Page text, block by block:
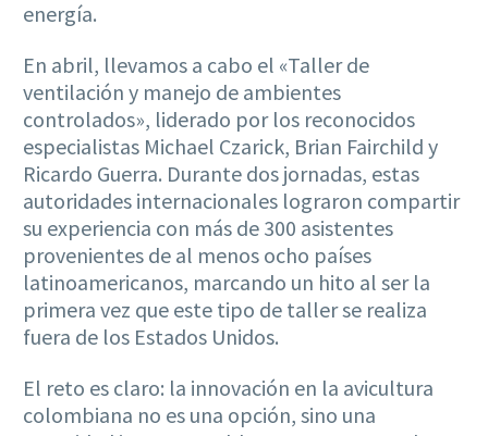
energía.
En abril, llevamos a cabo el «Taller de
ventilación y manejo de ambientes
controlados», liderado por los reconocidos
especialistas Michael Czarick, Brian Fairchild y
Ricardo Guerra. Durante dos jornadas, estas
autoridades internacionales lograron compartir
su experiencia con más de 300 asistentes
provenientes de al menos ocho países
latinoamericanos, marcando un hito al ser la
primera vez que este tipo de taller se realiza
fuera de los Estados Unidos.
El reto es claro: la innovación en la avicultura
colombiana no es una opción, sino una